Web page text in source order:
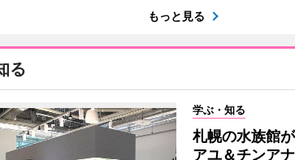
もっと見る
る
学ぶ・知る
札幌の水族館
アユ＆チンア